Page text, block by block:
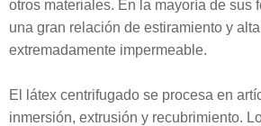
otros materiales. En la mayoría de sus
una gran relación de estiramiento y
extremadamente impermeable.
El látex centrifugado se procesa en
inmersión, extrusión y recubrimiento.